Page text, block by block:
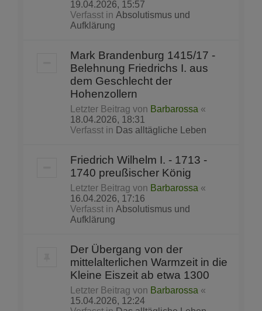
19.04.2026, 15:57
Verfasst in Absolutismus und
Aufklärung
Mark Brandenburg 1415/17 -
Belehnung Friedrichs I. aus
dem Geschlecht der
Hohenzollern
Letzter Beitrag von Barbarossa «
18.04.2026, 18:31
Verfasst in Das alltägliche Leben
Friedrich Wilhelm I. - 1713 -
1740 preußischer König
Letzter Beitrag von Barbarossa «
16.04.2026, 17:16
Verfasst in Absolutismus und
Aufklärung
Der Übergang von der
mittelalterlichen Warmzeit in die
Kleine Eiszeit ab etwa 1300
Letzter Beitrag von Barbarossa «
15.04.2026, 12:24